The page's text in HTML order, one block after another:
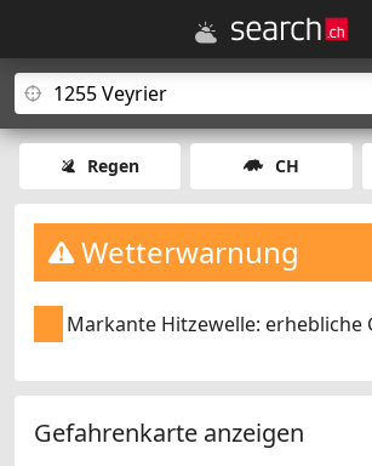
Regen CH
Wetterwarnung
Markante Hitzewelle: erhebliche
Gefahrenkarte anzeigen